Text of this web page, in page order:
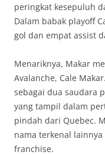
peringkat kesepuluh
Dalam babak playoff
gol dan empat assist
Menariknya, Makar
Avalanche, Cale
sebagai dua saudara
yang tampil dalam
pindah dari Quebec.
nama terkenal
franchise.